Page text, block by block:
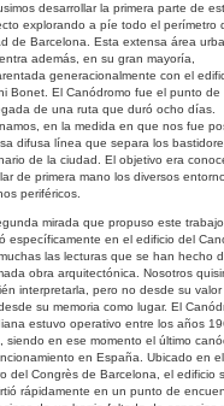
desarrollar la primera parte de
explorando a píe todo el perímetro
de Barcelona. Esta extensa área
además, en su gran mayoría,
generacionalmente con el
Bonet. El Canódromo fue el punto de
de una ruta que duró ocho días.
en la medida en que nos fue
difusa línea que separa los
de la ciudad. El objetivo era
de primera mano los diversos
periféricos.
mirada que propuso este
específicamente en el edificio del
las lecturas que se han hecho
obra arquitectónica. Nosotros
interpretarla, pero no desde su valor
su memoria como lugar. El
estuvo operativo entre los años
siendo en ese momento el último
en España. Ubicado en
del Congrès de Barcelona, el edificio
rápidamente en un punto de